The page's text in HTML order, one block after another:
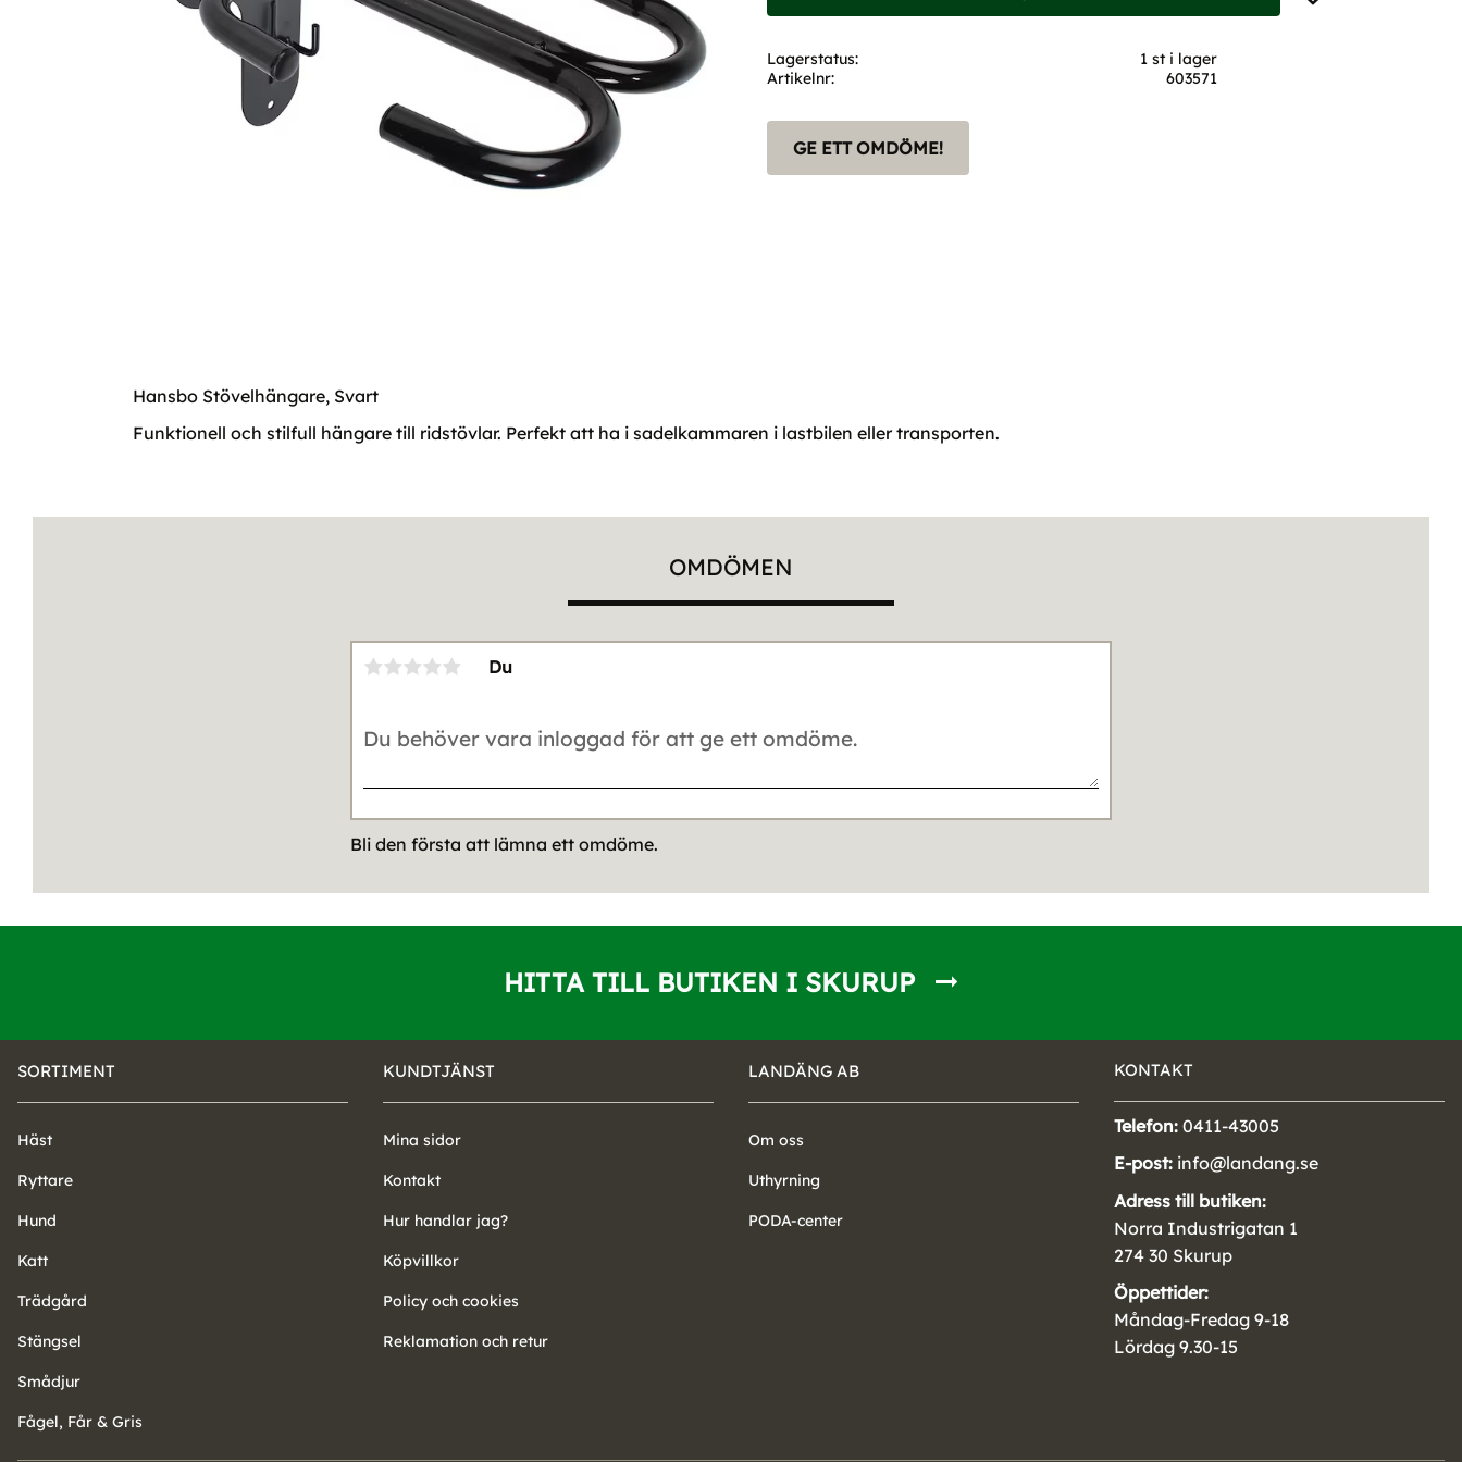
Lagerstatus
1 st i lager
Artikelnr
603571
GE ETT OMDÖME!
Hansbo Stövelhängare, Svart
Funktionell och stilfull hängare till ridstövlar. Perfekt att ha i sadelkammaren i lastbilen eller transporten.
OMDÖMEN
Du
Bli den första att lämna ett omdöme.
HITTA TILL BUTIKEN I SKURUP
SORTIMENT
Häst
Ryttare
Hund
Katt
Trädgård
Stängsel
Smådjur
Fågel, Får & Gris
KUNDTJÄNST
Mina sidor
Kontakt
Hur handlar jag?
Köpvillkor
Policy och cookies
Reklamation och retur
LANDÄNG AB
Om oss
Uthyrning
PODA-center
KONTAKT
Telefon: 0411-43005
E-post: info@landang.se
Adress till butiken:
Norra Industrigatan 1
274 30 Skurup
Öppettider:
Måndag-Fredag 9-18
Lördag 9.30-15